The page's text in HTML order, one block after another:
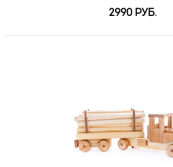
2990 РУБ.